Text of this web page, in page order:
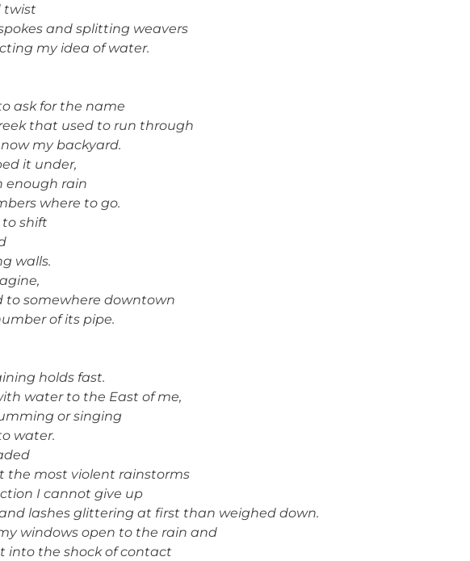
twist
and splitting weavers
my idea of water.
ask for the name
that used to run through
my backyard.
it under,
enough rain
where to go.
shift
walls.
to somewhere downtown
of its pipe.
holds fast.
water to the East of me,
or singing
water.
the most violent rainstorms
I cannot give up
lashes glittering at first than weighed down.
windows open to the rain and
into the shock of contact